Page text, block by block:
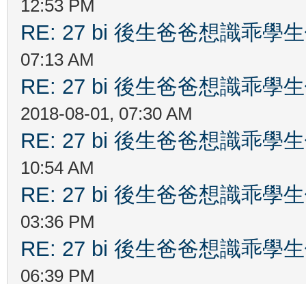
12:53 PM
RE: 27 bi 後生爸爸想識乖學
07:13 AM
RE: 27 bi 後生爸爸想識乖學
2018-08-01, 07:30 AM
RE: 27 bi 後生爸爸想識乖學
10:54 AM
RE: 27 bi 後生爸爸想識乖學
03:36 PM
RE: 27 bi 後生爸爸想識乖學
06:39 PM